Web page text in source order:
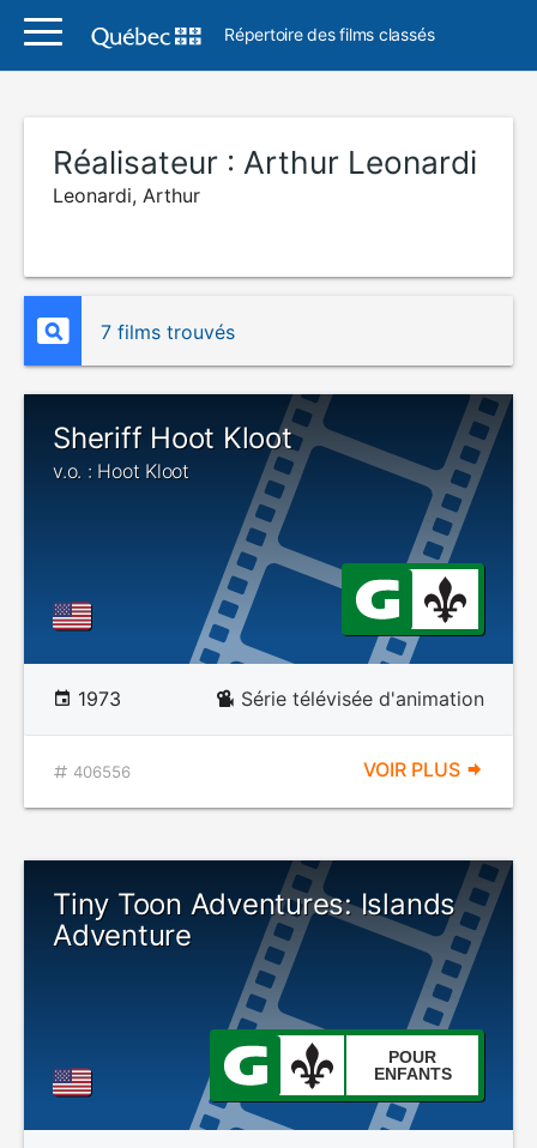
Répertoire des films classés
Réalisateur : Arthur Leonardi
Leonardi, Arthur
7 films trouvés
Sheriff Hoot Kloot
v.o. : Hoot Kloot
1973 Série télévisée d'animation
406556 VOIR PLUS
Tiny Toon Adventures: Islands
Adventure
POUR
ENFANTS